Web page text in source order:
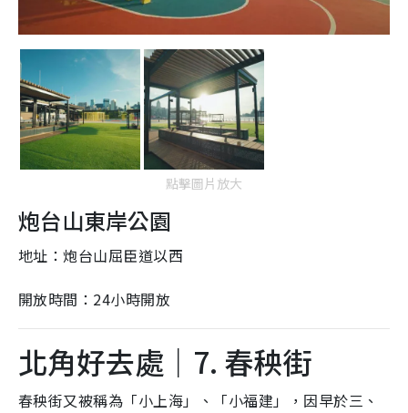
點擊圖片放大
炮台山東岸公園
地址：炮台山屈臣道以西
開放時間：24小時開放
北角好去處｜7. 春秧街
春秧街又被稱為「小上海」、「小福建」，因早於三、